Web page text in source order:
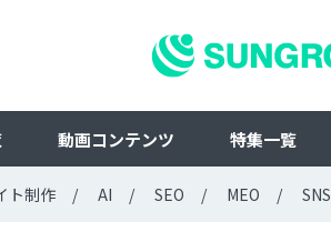
動画コンテンツ 特集一覧
ト制作 AI SEO MEO SNS